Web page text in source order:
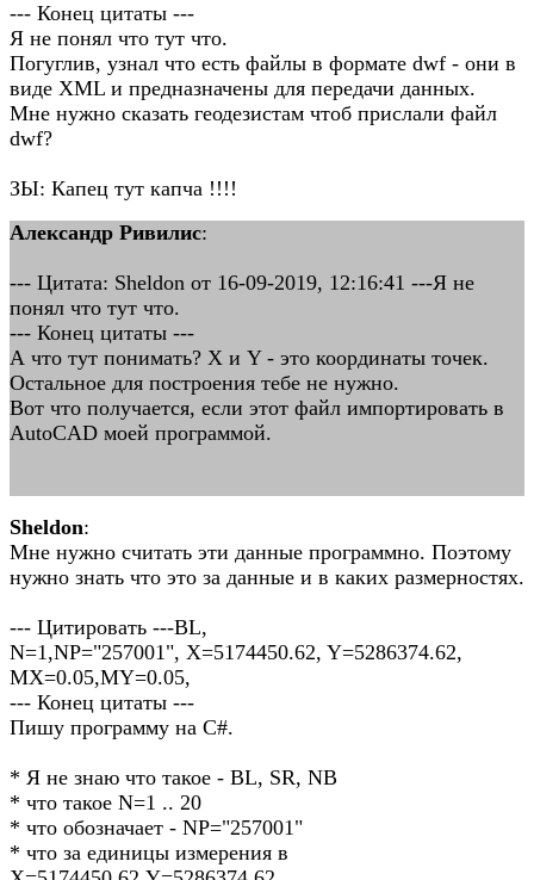
--- Конец цитаты ---
Я не понял что тут что.
Погуглив, узнал что есть файлы в формате dwf - они в
виде XML и предназначены для передачи данных.
Мне нужно сказать геодезистам чтоб прислали файл
dwf?
ЗЫ: Капец тут капча !!!!
Александр Ривилис:
--- Цитата: Sheldon от 16-09-2019, 12:16:41 ---Я не
понял что тут что.
--- Конец цитаты ---
А что тут понимать? X и Y - это координаты точек.
Остальное для построения тебе не нужно.
Вот что получается, если этот файл импортировать в
AutoCAD моей программой.
Sheldon:
Мне нужно считать эти данные программно. Поэтому
нужно знать что это за данные и в каких размерностях.
--- Цитировать ---BL,
N=1,NP="257001", X=5174450.62, Y=5286374.62,
MX=0.05,MY=0.05,
--- Конец цитаты ---
Пишу программу на C#.
* Я не знаю что такое - BL, SR, NB
* что такое N=1 .. 20
* что обозначает - NP="257001"
* что за единицы измерения в